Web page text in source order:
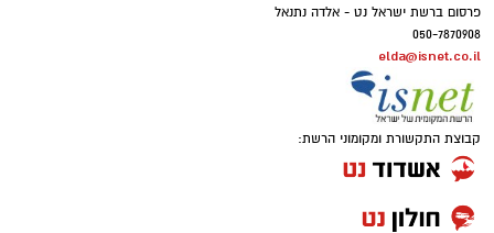
פרסום ברשת ישראל נט - אלדה נתנאל
050-7870908
elda@isnet.co.il
קבוצת התקשורת ומקומוני הרשת: